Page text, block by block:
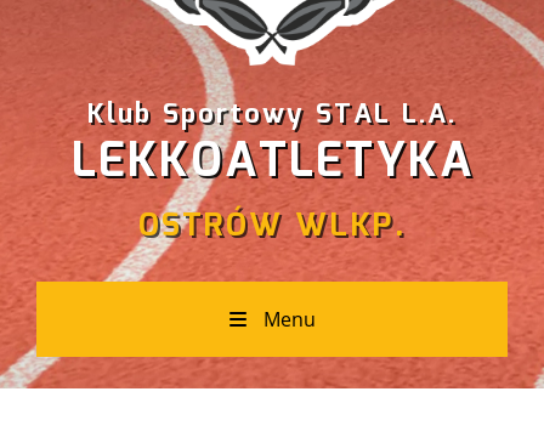
Klub Sportowy STAL L.A.
LEKKOATLETYKA
OSTRÓW WLKP.
Menu